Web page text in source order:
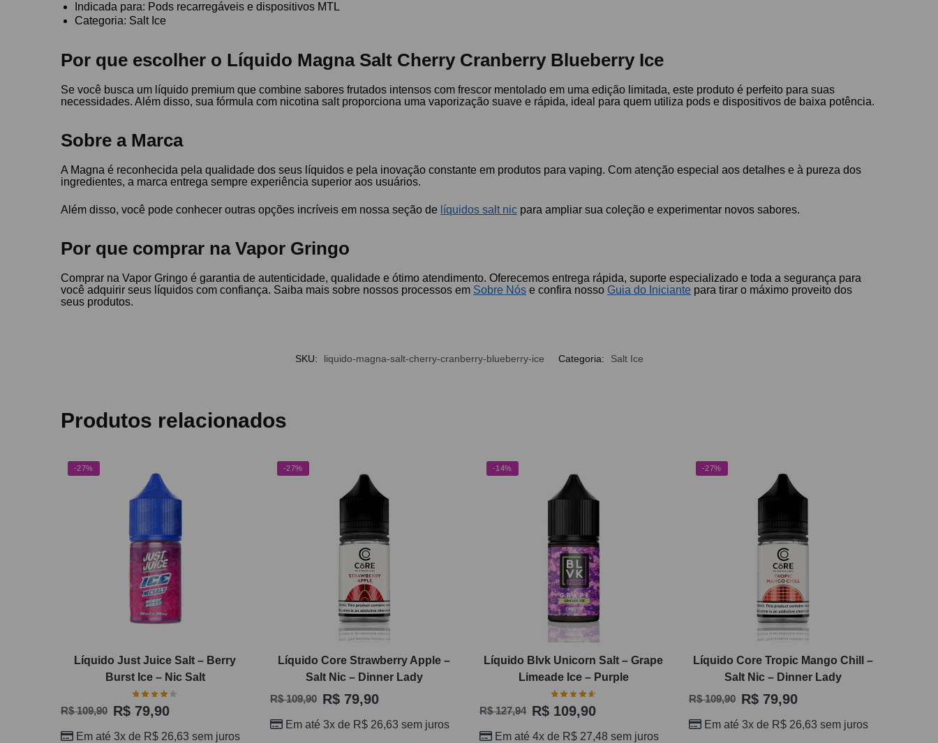
Indicada para: Pods recarregáveis e dispositivos MTL
Categoria: Salt Ice
Por que escolher o Líquido Magna Salt Cherry Cranberry Blueberry Ice
Se você busca um líquido premium que combine sabores frutados intensos com frescor mentolado em uma edição limitada, este produto é perfeito para suas
necessidades. Além disso, sua fórmula com nicotina salt proporciona uma vaporização suave e rápida, ideal para quem utiliza pods e dispositivos de baixa potência.
Sobre a Marca
A Magna é reconhecida pela qualidade dos seus líquidos e pela inovação constante em produtos para vaping. Com atenção especial aos detalhes e à pureza dos
ingredientes, a marca entrega sempre experiência superior aos usuários.
Além disso, você pode conhecer outras opções incríveis em nossa seção de líquidos salt nic para ampliar sua coleção e experimentar novos sabores.
Por que comprar na Vapor Gringo
Comprar na Vapor Gringo é garantia de autenticidade, qualidade e ótimo atendimento. Oferecemos entrega rápida, suporte especializado e toda a segurança para
você adquirir seus líquidos com confiança. Saiba mais sobre nossos processos em Sobre Nós e confira nosso Guia do Iniciante para tirar o máximo proveito dos
seus produtos.
SKU: liquido-magna-salt-cherry-cranberry-blueberry-ice Categoria: Salt Ice
Produtos relacionados
-27%
Líquido Just Juice Salt – Berry
Burst Ice – Nic Salt
R$109,90 R$ 79,90
Em até 3x de R$ 26,63 sem juros
-27%
Líquido Core Strawberry Apple –
Salt Nic – Dinner Lady
R$109,90 R$ 79,90
Em até 3x de R$ 26,63 sem juros
-14%
Líquido Blvk Unicorn Salt – Grape
Limeade Ice – Purple
R$127,94 R$109,90
Em até 4x de R$27,48 sem juros
-27%
Líquido Core Tropic Mango Chill –
Salt Nic – Dinner Lady
R$109,90 R$79,90
Em até 3x de R$26,63 sem juros